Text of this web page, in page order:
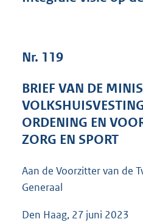
Nr. 119
BRIEF VAN DE
ORDENING EN
ZORG EN SPORT
Aan de Voorzitter van de
Generaal
Den Haag, 27 juni 2023